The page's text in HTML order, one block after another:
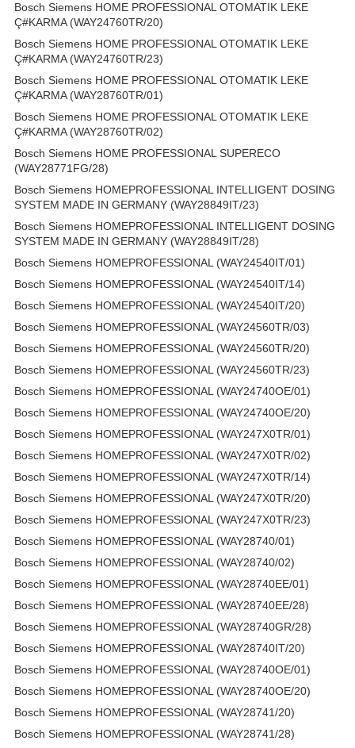
Bosch Siemens HOME PROFESSIONAL OTOMATIK LEKE
Ç#KARMA (WAY24760TR/20)
Bosch Siemens HOME PROFESSIONAL OTOMATIK LEKE
Ç#KARMA (WAY24760TR/23)
Bosch Siemens HOME PROFESSIONAL OTOMATIK LEKE
Ç#KARMA (WAY28760TR/01)
Bosch Siemens HOME PROFESSIONAL OTOMATIK LEKE
Ç#KARMA (WAY28760TR/02)
Bosch Siemens HOME PROFESSIONAL SUPERECO
(WAY28771FG/28)
Bosch Siemens HOMEPROFESSIONAL INTELLIGENT DOSING
SYSTEM MADE IN GERMANY (WAY28849IT/23)
Bosch Siemens HOMEPROFESSIONAL INTELLIGENT DOSING
SYSTEM MADE IN GERMANY (WAY28849IT/28)
Bosch Siemens HOMEPROFESSIONAL (WAY24540IT/01)
Bosch Siemens HOMEPROFESSIONAL (WAY24540IT/14)
Bosch Siemens HOMEPROFESSIONAL (WAY24540IT/20)
Bosch Siemens HOMEPROFESSIONAL (WAY24560TR/03)
Bosch Siemens HOMEPROFESSIONAL (WAY24560TR/20)
Bosch Siemens HOMEPROFESSIONAL (WAY24560TR/23)
Bosch Siemens HOMEPROFESSIONAL (WAY24740OE/01)
Bosch Siemens HOMEPROFESSIONAL (WAY24740OE/20)
Bosch Siemens HOMEPROFESSIONAL (WAY247X0TR/01)
Bosch Siemens HOMEPROFESSIONAL (WAY247X0TR/02)
Bosch Siemens HOMEPROFESSIONAL (WAY247X0TR/14)
Bosch Siemens HOMEPROFESSIONAL (WAY247X0TR/20)
Bosch Siemens HOMEPROFESSIONAL (WAY247X0TR/23)
Bosch Siemens HOMEPROFESSIONAL (WAY28740/01)
Bosch Siemens HOMEPROFESSIONAL (WAY28740/02)
Bosch Siemens HOMEPROFESSIONAL (WAY28740EE/01)
Bosch Siemens HOMEPROFESSIONAL (WAY28740EE/28)
Bosch Siemens HOMEPROFESSIONAL (WAY28740GR/28)
Bosch Siemens HOMEPROFESSIONAL (WAY28740IT/20)
Bosch Siemens HOMEPROFESSIONAL (WAY28740OE/01)
Bosch Siemens HOMEPROFESSIONAL (WAY28740OE/20)
Bosch Siemens HOMEPROFESSIONAL (WAY28741/20)
Bosch Siemens HOMEPROFESSIONAL (WAY28741/28)